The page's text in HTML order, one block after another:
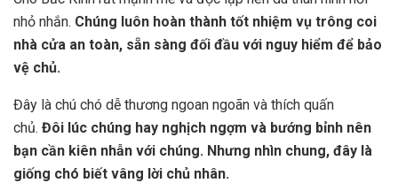
nhỏ nhắn. Chúng luôn hoàn thành tốt nhiệm vụ trông coi
nhà cửa an toàn, sẵn sàng đối đầu với nguy hiểm để bảo
vệ chủ.
Đây là chú chó dễ thương ngoan ngoãn và thích quấn
chủ. Đôi lúc chúng hay nghịch ngợm và bướng bỉnh nên
bạn cần kiên nhẫn với chúng. Nhưng nhìn chung, đây là
giống chó biết vâng lời chủ nhân.